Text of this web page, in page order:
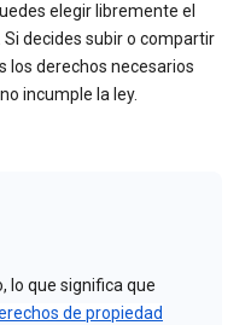
elegir libremente el
decides subir o compartir
los derechos necesarios
incumple la ley.
lo que significa que
de propiedad